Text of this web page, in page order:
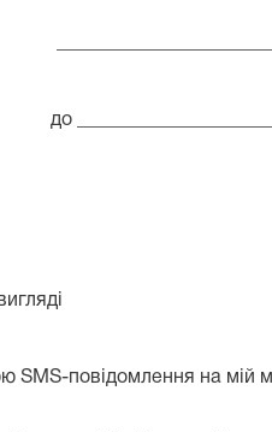
(ПІБ
до
SMS-повідомлення на мій